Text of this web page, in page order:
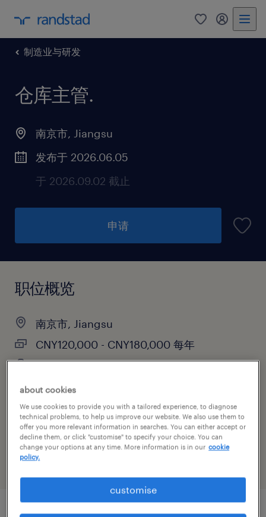
制造业与研发
仓库主管.
南京市, Jiangsu
发布于 2026.06.05
于 2026.09.02 截止
申请
职位概览
南京市, Jiangsu
CNY120,000 - CNY180,000 每年
正式工
主要职能
制造业与研发
about cookies
We use cookies to provide you with a tailored experience, to diagnose
technical problems, to help us improve our website. We also use them to
offer you more relevant information in searches. You can either accept or
decline them, or click "customise" to specify your choice. You can
change your options at any time. More information is in our cookie
policy.
customise